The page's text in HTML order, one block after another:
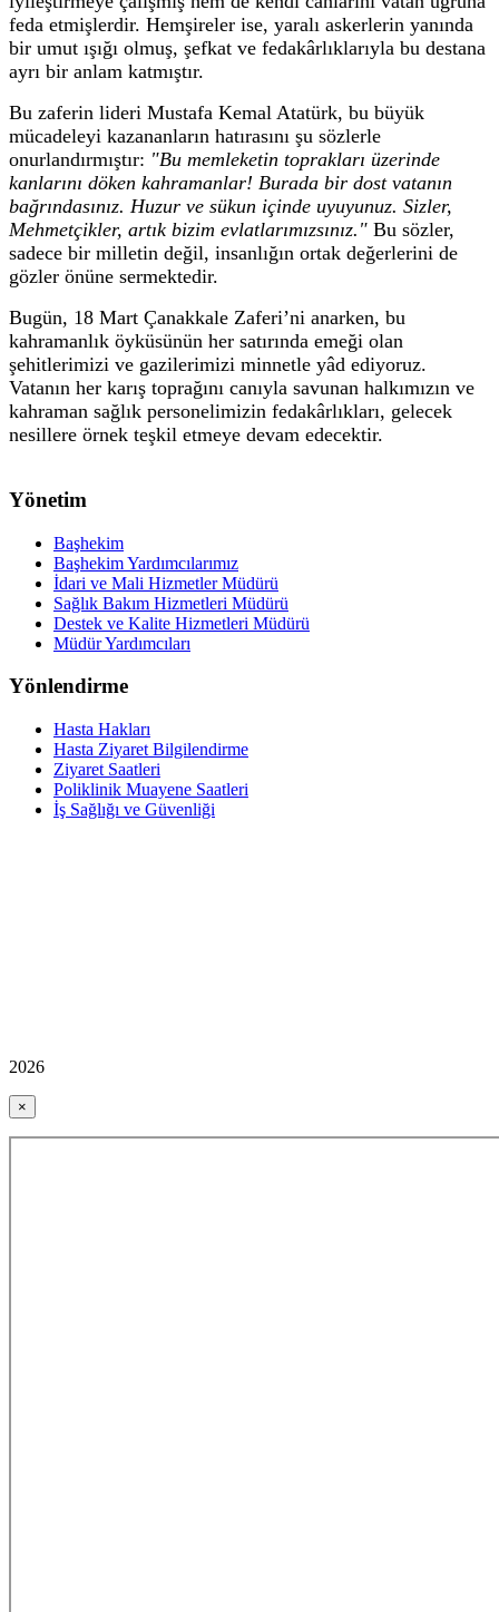
feda etmişlerdir. Hemşireler ise, yaralı askerlerin yanında
bir umut ışığı olmuş, şefkat ve fedakârlıklarıyla bu destana
ayrı bir anlam katmıştır.
Bu zaferin lideri Mustafa Kemal Atatürk, bu büyük
mücadeleyi kazananların hatırasını şu sözlerle
onurlandırmıştır: "Bu memleketin toprakları üzerinde
kanlarını döken kahramanlar! Burada bir dost vatanın
bağrındasınız. Huzur ve sükun içinde uyuyunuz. Sizler,
Mehmetçikler, artık bizim evlatlarımızsınız." Bu sözler,
sadece bir milletin değil, insanlığın ortak değerlerini de
gözler önüne sermektedir.
Bugün, 18 Mart Çanakkale Zaferi’ni anarken, bu
kahramanlık öyküsünün her satırında emeği olan
şehitlerimizi ve gazilerimizi minnetle yâd ediyoruz.
Vatanın her karış toprağını canıyla savunan halkımızın ve
kahraman sağlık personelimizin fedakârlıkları, gelecek
nesillere örnek teşkil etmeye devam edecektir.
Yönetim
Başhekim
Başhekim Yardımcılarımız
İdari ve Mali Hizmetler Müdürü
Sağlık Bakım Hizmetleri Müdürü
Destek ve Kalite Hizmetleri Müdürü
Müdür Yardımcıları
Yönlendirme
Hasta Hakları
Hasta Ziyaret Bilgilendirme
Ziyaret Saatleri
Poliklinik Muayene Saatleri
İş Sağlığı ve Güvenliği
2026
×